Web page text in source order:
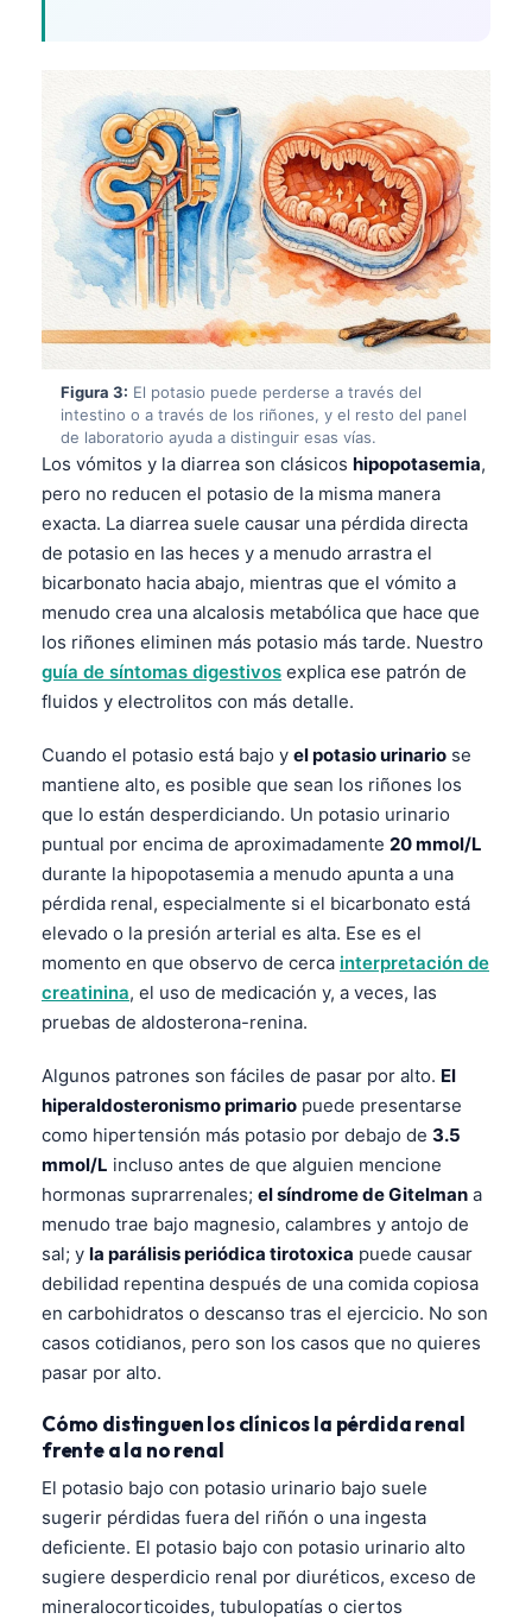
Figura 3: El potasio puede perderse a través del
intestino o a través de los riñones, y el resto del panel
de laboratorio ayuda a distinguir esas vías.
Los vómitos y la diarrea son clásicos hipopotasemia,
pero no reducen el potasio de la misma manera
exacta. La diarrea suele causar una pérdida directa
de potasio en las heces y a menudo arrastra el
bicarbonato hacia abajo, mientras que el vómito a
menudo crea una alcalosis metabólica que hace que
los riñones eliminen más potasio más tarde. Nuestro
guía de síntomas digestivos explica ese patrón de
fluidos y electrolitos con más detalle.
Cuando el potasio está bajo y el potasio urinario se
mantiene alto, es posible que sean los riñones los
que lo están desperdiciando. Un potasio urinario
puntual por encima de aproximadamente 20 mmol/L
durante la hipopotasemia a menudo apunta a una
pérdida renal, especialmente si el bicarbonato está
elevado o la presión arterial es alta. Ese es el
momento en que observo de cerca interpretación de
creatinina, el uso de medicación y, a veces, las
pruebas de aldosterona-renina.
Algunos patrones son fáciles de pasar por alto. El
hiperaldosteronismo primario puede presentarse
como hipertensión más potasio por debajo de 3.5
mmol/L incluso antes de que alguien mencione
hormonas suprarrenales; el síndrome de Gitelman a
menudo trae bajo magnesio, calambres y antojo de
sal; y la parálisis periódica tirotoxica puede causar
debilidad repentina después de una comida copiosa
en carbohidratos o descanso tras el ejercicio. No son
casos cotidianos, pero son los casos que no quieres
pasar por alto.
Cómo distinguen los clínicos la pérdida renal
frente a la no renal
El potasio bajo con potasio urinario bajo suele
sugerir pérdidas fuera del riñón o una ingesta
deficiente. El potasio bajo con potasio urinario alto
sugiere desperdicio renal por diuréticos, exceso de
mineralocorticoides, tubulopatías o ciertos